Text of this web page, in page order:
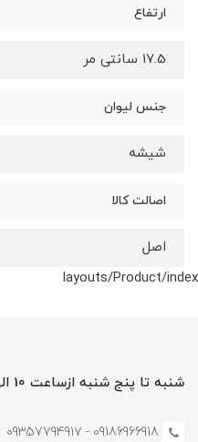
ارتفاع
17.5 سانتی مر
جنس لیوان
شیشه
اصالت کالا
اصل
layouts/Product/index
شنبه تا پنج شنبه ازساعت 10 الی 22 پاسخگوی شما هستیم
09186966918 - 0935779491۷